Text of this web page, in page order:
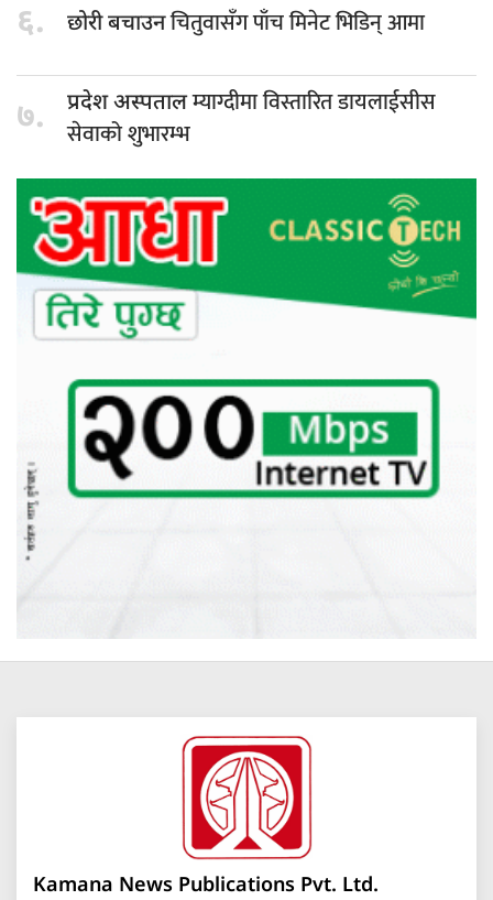
६. छोरी बचाउनचितुवासँग पाँच मिनेट भिडिन् आमा
७. प्रदेश अस्पतालम्याग्दीमा विस्तारित डायलाईसीस
सेवाको शुभारम्भ
Kamana News Publications Pvt. Ltd.